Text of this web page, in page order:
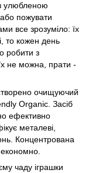
улюбленою
пожувати
все зрозуміло: їх
то кожен день
робити з
не можна, прати -
очищуючий
Organic. Засіб
ефективно
металеві,
Концентрована
чаду іграшки